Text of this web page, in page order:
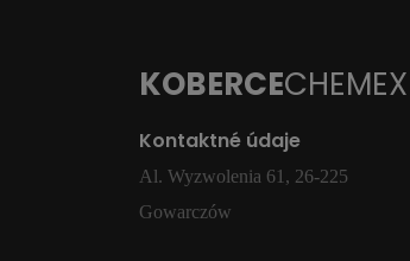
KOBERCECHEMEX
Kontaktné údaje
Al. Wyzwolenia 61, 26-225
Gowarczów